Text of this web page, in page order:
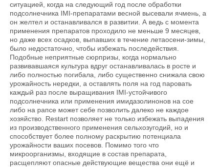
ситуацией, когда на следующий год после обработки
подсолнечника IMI-препаратами весной высевали ячмень, а
он желтел и останавливался в развитии. А ведь с момента
применения препаратов проходило не меньше 9 месяцев,
но даже всех осадков, выпавших в течение летаосени-зимы,
было недостаточно, чтобы избежать последействия.
Подобные неприятные сюрпризы, когда нормально
развивавшаяся культура вдруг останавливалась в росте и
либо полностью погибала, либо существенно снижала свою
урожайность нередки, а оставлять поля на год паровать
каждый раз после выращивания IMI-устойчивого
подсолнечника или применения имидазолинонов на сое
либо на рапсе может себе позволить далеко не каждое
хозяйство. Restart позволяет не только избежать выпадения
из производственного применения сельхозугодий, но и
способствует более полному раскрытию потенциала
урожайности ваших посевов. Помимо того что
микроорганизмы, входящие в состав препарата,
расщепляют опасные действующие вещества они ещё и